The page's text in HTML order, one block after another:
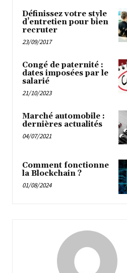
Définissez votre style
d’entretien pour bien
recruter
23/09/2017
Congé de paternité :
dates imposées par le
salarié
21/10/2023
Marché automobile :
dernières actualités
04/07/2021
Comment fonctionne
la Blockchain ?
01/08/2024